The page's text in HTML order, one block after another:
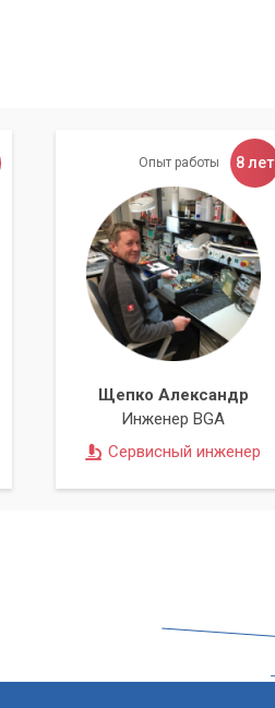
Опыт работы 8 лет
Щепко Александр
Инженер BGA
Сервисный инженер